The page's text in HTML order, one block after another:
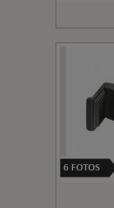
6 FOTOS